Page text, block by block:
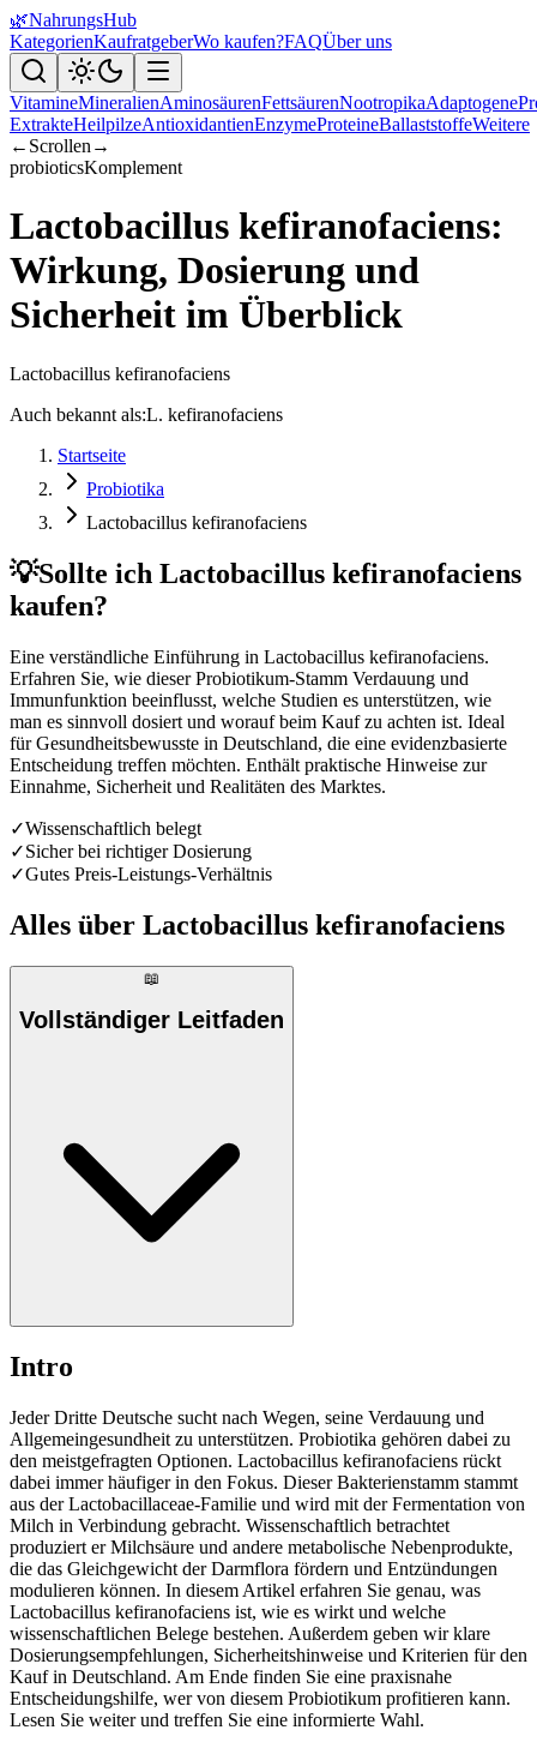
🌿NahrungsHub
KategorienKaufratgeberWo kaufen?FAQÜber uns
VitamineMineralienAminosäurenFettsäurenNootropikaAdaptogene
ExtrakteHeilpilzeAntioxidantienEnzymeProteineBallaststoffeWeitere
← Scrollen →
probioticsKomplement
Lactobacillus kefiranofaciens:
Wirkung, Dosierung und
Sicherheit im Überblick
Lactobacillus kefiranofaciens
Auch bekannt als:L. kefiranofaciens
Startseite
Probiotika
Lactobacillus kefiranofaciens
💡Sollte ich Lactobacillus kefiranofaciens
kaufen?
Eine verständliche Einführung in Lactobacillus kefiranofaciens.
Erfahren Sie, wie dieser Probiotikum-Stamm Verdauung und
Immunfunktion beeinflusst, welche Studien es unterstützen, wie
man es sinnvoll dosiert und worauf beim Kauf zu achten ist. Ideal
für Gesundheitsbewusste in Deutschland, die eine evidenzbasierte
Entscheidung treffen möchten. Enthält praktische Hinweise zur
Einnahme, Sicherheit und Realitäten des Marktes.
✓Wissenschaftlich belegt
✓Sicher bei richtiger Dosierung
✓Gutes Preis-Leistungs-Verhältnis
Alles über Lactobacillus kefiranofaciens
📖
Vollständiger Leitfaden
Intro
Jeder Dritte Deutsche sucht nach Wegen, seine Verdauung und
Allgemeingesundheit zu unterstützen. Probiotika gehören dabei zu
den meistgefragten Optionen. Lactobacillus kefiranofaciens rückt
dabei immer häufiger in den Fokus. Dieser Bakterienstamm stammt
aus der Lactobacillaceae-Familie und wird mit der Fermentation von
Milch in Verbindung gebracht. Wissenschaftlich betrachtet
produziert er Milchsäure und andere metabolische Nebenprodukte,
die das Gleichgewicht der Darmflora fördern und Entzündungen
modulieren können. In diesem Artikel erfahren Sie genau, was
Lactobacillus kefiranofaciens ist, wie es wirkt und welche
wissenschaftlichen Belege bestehen. Außerdem geben wir klare
Dosierungsempfehlungen, Sicherheitshinweise und Kriterien für den
Kauf in Deutschland. Am Ende finden Sie eine praxisnahe
Entscheidungshilfe, wer von diesem Probiotikum profitieren kann.
Lesen Sie weiter und treffen Sie eine informierte Wahl.